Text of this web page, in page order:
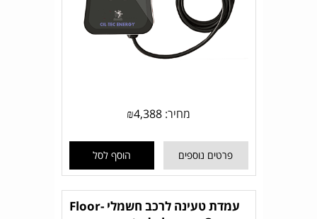
מחיר: ₪4,388
פרטים נוספים הוסף לסל
עמדת טעינה לרכב חשמלי Floor-